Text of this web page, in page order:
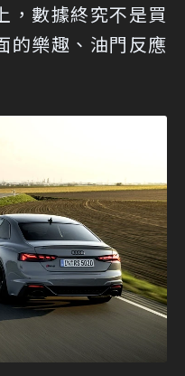
，數據終究不是買
的樂趣、油門反應